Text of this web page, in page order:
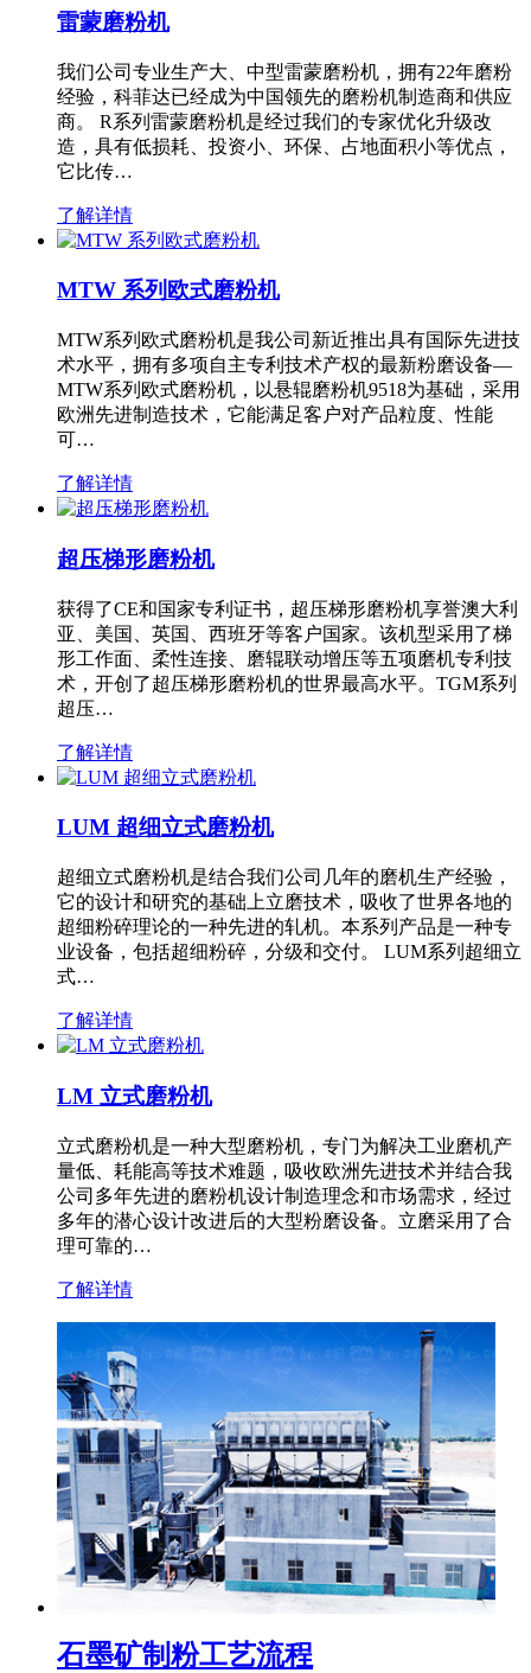
雷蒙磨粉机
我们公司专业生产大、中型雷蒙磨粉机，拥有22年磨粉
经验，科菲达已经成为中国领先的磨粉机制造商和供应
商。 R系列雷蒙磨粉机是经过我们的专家优化升级改
造，具有低损耗、投资小、环保、占地面积小等优点，
它比传…
了解详情
MTW 系列欧式磨粉机
MTW系列欧式磨粉机是我公司新近推出具有国际先进技
术水平，拥有多项自主专利技术产权的最新粉磨设备—
MTW系列欧式磨粉机，以悬辊磨粉机9518为基础，采用
欧洲先进制造技术，它能满足客户对产品粒度、性能
可…
了解详情
超压梯形磨粉机
获得了CE和国家专利证书，超压梯形磨粉机享誉澳大利
亚、美国、英国、西班牙等客户国家。该机型采用了梯
形工作面、柔性连接、磨辊联动增压等五项磨机专利技
术，开创了超压梯形磨粉机的世界最高水平。TGM系列
超压…
了解详情
LUM 超细立式磨粉机
超细立式磨粉机是结合我们公司几年的磨机生产经验，
它的设计和研究的基础上立磨技术，吸收了世界各地的
超细粉碎理论的一种先进的轧机。本系列产品是一种专
业设备，包括超细粉碎，分级和交付。 LUM系列超细立
式…
了解详情
LM 立式磨粉机
立式磨粉机是一种大型磨粉机，专门为解决工业磨机产
量低、耗能高等技术难题，吸收欧洲先进技术并结合我
公司多年先进的磨粉机设计制造理念和市场需求，经过
多年的潜心设计改进后的大型粉磨设备。立磨采用了合
理可靠的…
了解详情
石墨矿制粉工艺流程